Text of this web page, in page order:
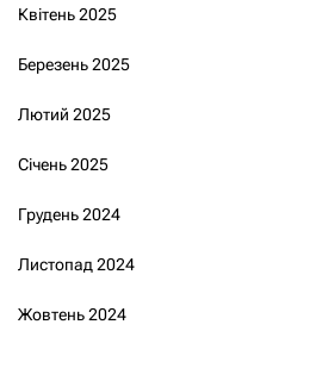
Квітень 2025
Березень 2025
Лютий 2025
Січень 2025
Грудень 2024
Листопад 2024
Жовтень 2024